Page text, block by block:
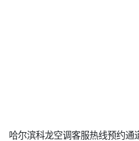
哈尔滨科龙空调客服热线预约